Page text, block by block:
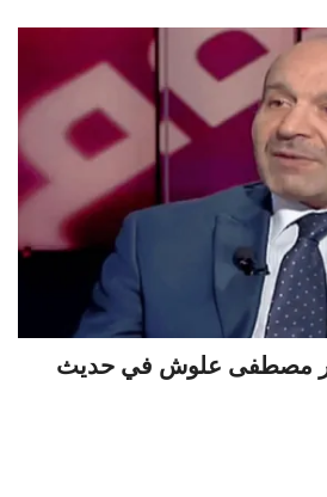
مصطفى علوش في حديث